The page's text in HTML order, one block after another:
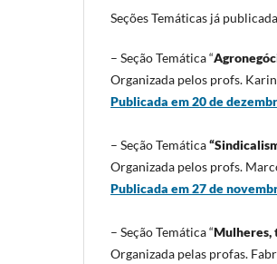
Seções Temáticas já
– Seção Temática “
Organizada pelos profs.
Publicada em 20 de
– Seção Temática
Organizada pelos profs.
Publicada em 27 de
– Seção Temática “Mulheres,
Organizada pelas profas.